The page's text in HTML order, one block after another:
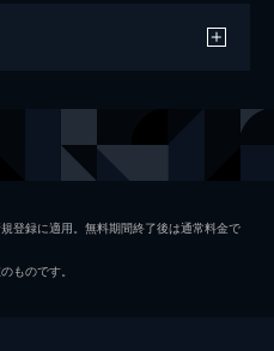
！
弁護士の
が入る。
人契約
クビにな
、父・花
武田航平
登録に適用。無料期間終了後は通常料金で
ものです。